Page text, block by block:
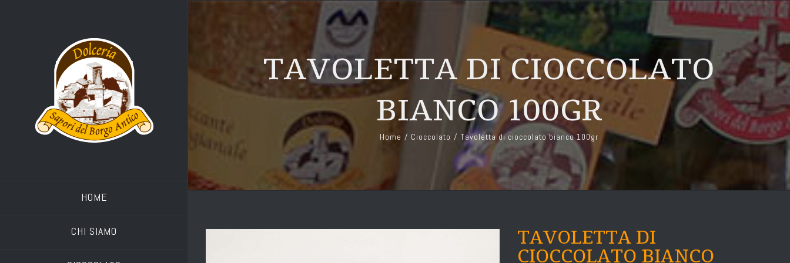
HOME
CHI SIAMO
TAVOLETTA DI CIOCCOLATO
BIANCO 100GR
Home / Cioccolato / Tavoletta di cioccolato bianco 100gr
TAVOLETTA DI
CIOCCOLATO BIANCO